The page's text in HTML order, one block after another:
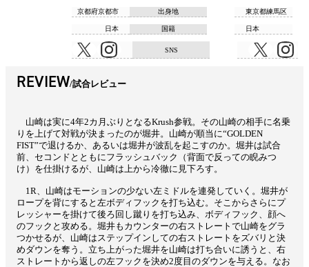
出身地
京都府京都市 東京都練馬区
国籍
日本 日本
SNS
REVIEW 試合レビュー
山崎は実に4年2カ月ぶりとなるKrush参戦。その山崎の相手に名乗
りを上げて対戦が決まったのが堀井。山崎が順当に“GOLDEN
FIST”で退けるか、あるいは堀井が波乱を起こすのか。堀井は試合
前、セコンドとともにフラッシュバック（背面で反っての睨みつ
け）を仕掛けるが、山崎は上から冷徹に見下ろす。
1R、山崎はモーションの少ない左ミドルを連発していく。堀井が
ロープを背にすると左ボディフックを打ち込む。そこからさらにプ
レッシャーを掛けて後ろ回し蹴りを打ち込み、ボディフック、顔へ
のフックと攻める。堀井もカウンターの右ストレートで山崎をグラ
つかせるが、山崎はステップインしての右ストレートをズバリと決
めダウンを奪う。立ち上がった堀井を山崎は打ち合いに誘うと、右
ストレートから返しの左フックを決め2度目のダウンを与える。なお